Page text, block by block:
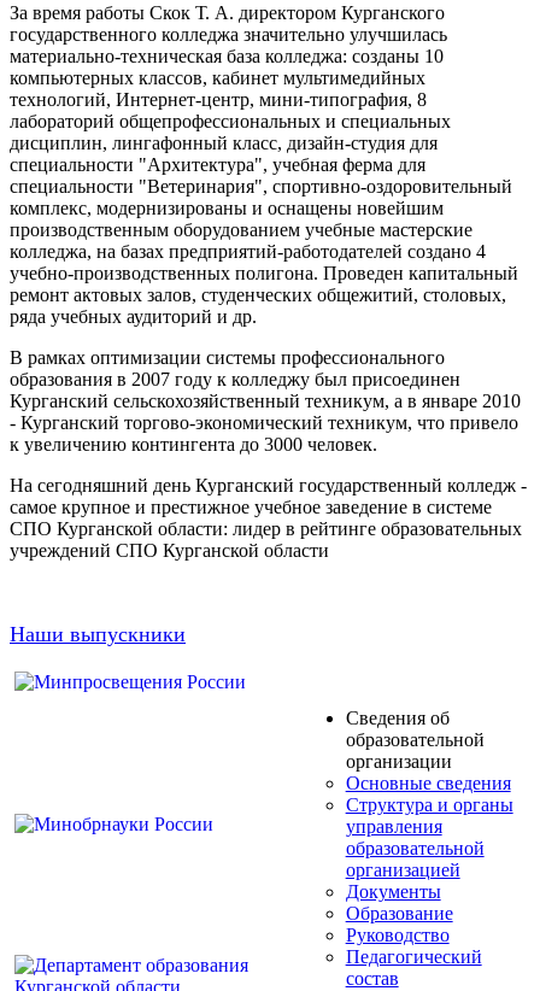
За время работы Скок Т. А. директором Курганского
государственного колледжа значительно улучшилась
материально-техническая база колледжа: созданы 10
компьютерных классов, кабинет мультимедийных
технологий, Интернет-центр, мини-типография, 8
лабораторий общепрофессиональных и специальных
дисциплин, лингафонный класс, дизайн-студия для
специальности "Архитектура", учебная ферма для
специальности "Ветеринария", спортивно-оздоровительный
комплекс, модернизированы и оснащены новейшим
производственным оборудованием учебные мастерские
колледжа, на базах предприятий-работодателей создано 4
учебно-производственных полигона. Проведен капитальный
ремонт актовых залов, студенческих общежитий, столовых,
ряда учебных аудиторий и др.
В рамках оптимизации системы профессионального
образования в 2007 году к колледжу был присоединен
Курганский сельскохозяйственный техникум, а в январе 2010
- Курганский торгово-экономический техникум, что привело
к увеличению контингента до 3000 человек.
На сегодняшний день Курганский государственный колледж -
самое крупное и престижное учебное заведение в системе
СПО Курганской области: лидер в рейтинге образовательных
учреждений СПО Курганской области
Наши выпускники
Сведения об
образовательной
организации
Основные сведения
Структура и органы
управления
образовательной
организацией
Документы
Образование
Руководство
Педагогический
состав